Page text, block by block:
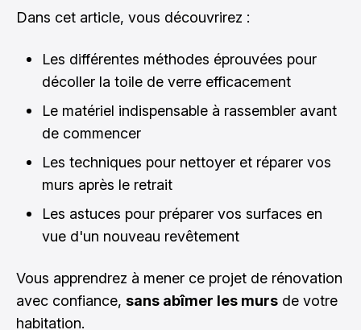
Dans cet article, vous découvrirez :
Les différentes méthodes éprouvées pour
décoller la toile de verre efficacement
Le matériel indispensable à rassembler avant
de commencer
Les techniques pour nettoyer et réparer vos
murs après le retrait
Les astuces pour préparer vos surfaces en
vue d'un nouveau revêtement
Vous apprendrez à mener ce projet de rénovation
avec confiance, sans abîmer les murs de votre
habitation.